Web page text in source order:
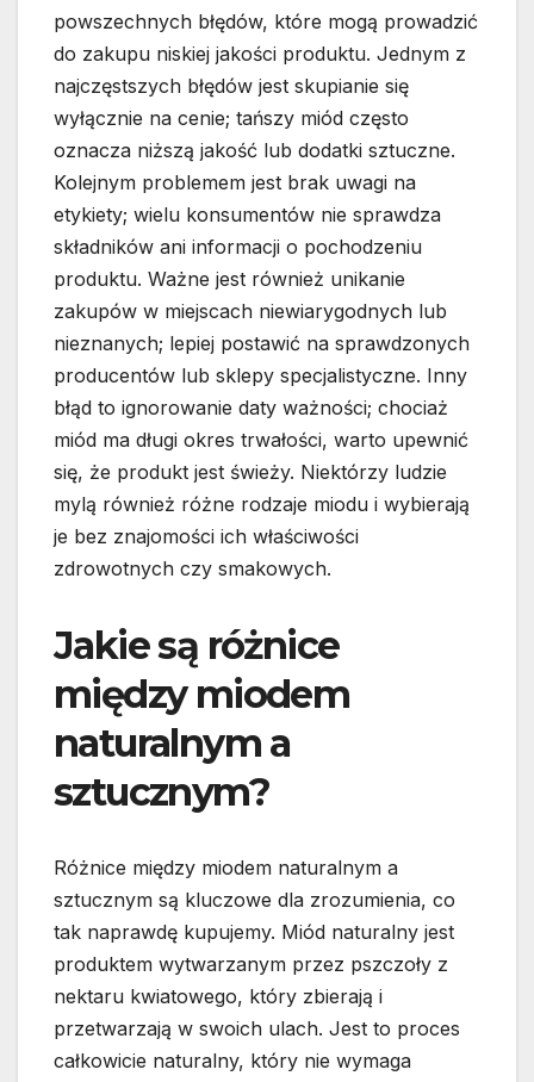
powszechnych błędów, które mogą prowadzić
do zakupu niskiej jakości produktu. Jednym z
najczęstszych błędów jest skupianie się
wyłącznie na cenie; tańszy miód często
oznacza niższą jakość lub dodatki sztuczne.
Kolejnym problemem jest brak uwagi na
etykiety; wielu konsumentów nie sprawdza
składników ani informacji o pochodzeniu
produktu. Ważne jest również unikanie
zakupów w miejscach niewiarygodnych lub
nieznanych; lepiej postawić na sprawdzonych
producentów lub sklepy specjalistyczne. Inny
błąd to ignorowanie daty ważności; chociaż
miód ma długi okres trwałości, warto upewnić
się, że produkt jest świeży. Niektórzy ludzie
mylą również różne rodzaje miodu i wybierają
je bez znajomości ich właściwości
zdrowotnych czy smakowych.
Jakie są różnice
między miodem
naturalnym a
sztucznym?
Różnice między miodem naturalnym a
sztucznym są kluczowe dla zrozumienia, co
tak naprawdę kupujemy. Miód naturalny jest
produktem wytwarzanym przez pszczoły z
nektaru kwiatowego, który zbierają i
przetwarzają w swoich ulach. Jest to proces
całkowicie naturalny, który nie wymaga